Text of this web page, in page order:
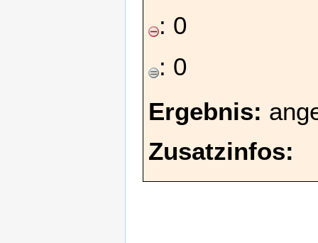
: 0
: 0
Ergebnis:
Zusatzinfos: